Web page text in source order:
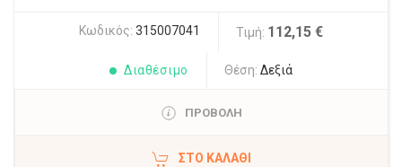
Κωδικός: 315007041 Τιμή: 112,15 €
Διαθέσιμο Θέση: Δεξιά
ΠΡΟΒΟΛΗ
ΣΤΟ ΚΑΛΆΘΙ